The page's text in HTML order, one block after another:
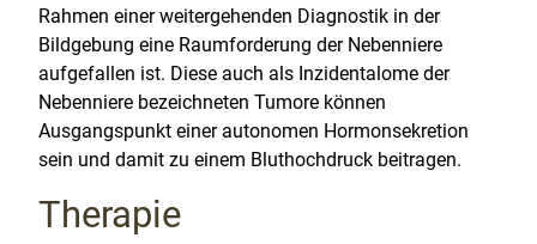
Rahmen einer weitergehenden Diagnostik in der
Bildgebung eine Raumforderung der Nebenniere
aufgefallen ist. Diese auch als Inzidentalome der
Nebenniere bezeichneten Tumore können
Ausgangspunkt einer autonomen Hormonsekretion
sein und damit zu einem Bluthochdruck beitragen.
Therapie